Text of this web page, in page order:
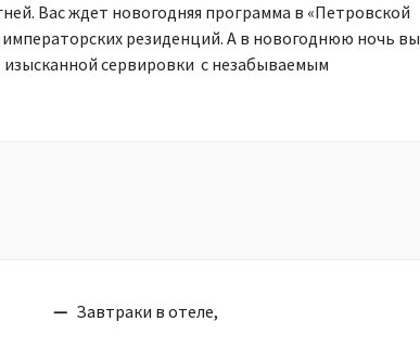
Вас ждет новогодняя программа в «Петровской
резиденций. А в новогоднюю ночь вы
сервировки с незабываемым
Завтраки в отеле,